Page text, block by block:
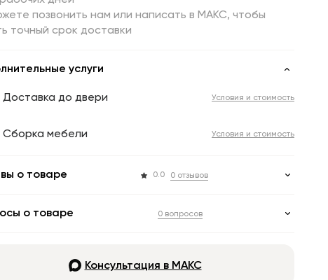
позвонить нам или написать в МАКС, чтобы
точный срок доставки
услуги
Доставка до двери Условия и стоимость
Сборка мебели Условия и стоимость
о товаре 0.0 0 отзывов
о товаре 0 вопросов
Консультация в МАКС